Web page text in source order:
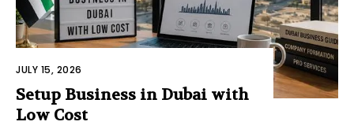
JULY 15, 2026
Setup Business in Dubai with
Low Cost